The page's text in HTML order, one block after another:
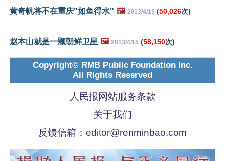
黄奇帆将不在重庆"如鱼得水" 🖼️ 2013/4/15 (50,026次)
赵本山就是一颗朝鲜卫星 🖼️ 2013/4/15 (58,150次)
Copyright© RMB Public Foundation Inc.
All Rights Reserved
人民报网站服务条款
关于我们
反馈信箱： editor@renminbao.com